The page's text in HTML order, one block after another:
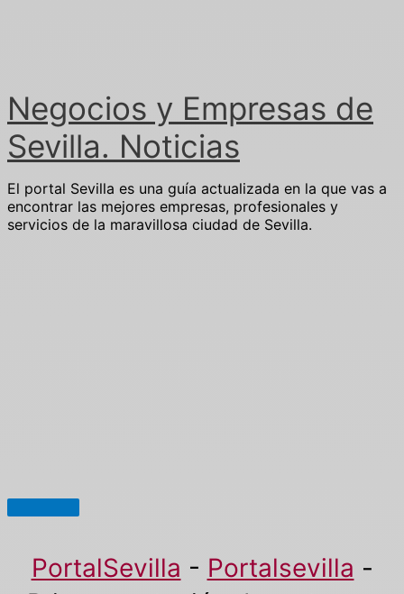
Negocios y Empresas de
Sevilla. Noticias
El portal Sevilla es una guía actualizada en la que vas a
encontrar las mejores empresas, profesionales y
servicios de la maravillosa ciudad de Sevilla.
Menú
PortalSevilla - Portalsevilla -